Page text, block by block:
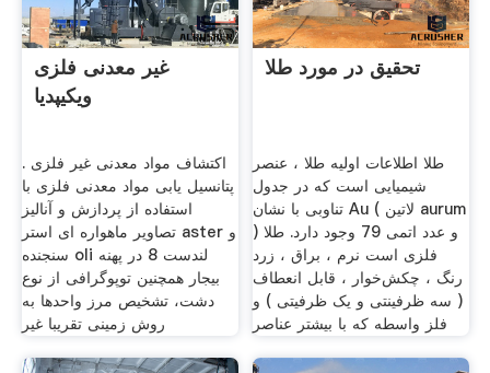
غیر معدنی فلزی
ویکیپدیا
اکتشاف مواد معدنی غیر فلزی .
پتانسیل یابی مواد معدنی فلزی با
استفاده از پردازش و آنالیز
تصاویر ماهواره ای استر aster و
سنجنده oli لندست 8 در پهنه
بیجار همچنین توپوگرافی از نوع
دشت، تشخیص مرز واحدها به
روش زمینی تقریبا غیر
تحقیق در مورد طلا
طلا اطلاعات اولیه طلا ، عنصر
شیمیایی است که در جدول
تناوبی با نشان Au ( لاتین aurum
) و عدد اتمی 79 وجود دارد. طلا
فلزی است نرم ، براق ، زرد
رنگ ، چکش‌خوار ، قابل انعطاف
( سه ظرفینتی و یک ظرفیتی ) و
فلز واسطه که با بیشتر عناصر